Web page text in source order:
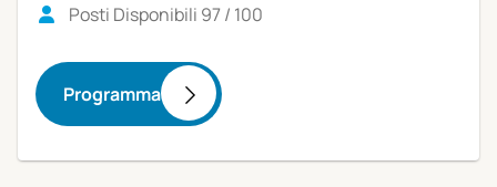
Posti Disponibili 97 / 100
Programma